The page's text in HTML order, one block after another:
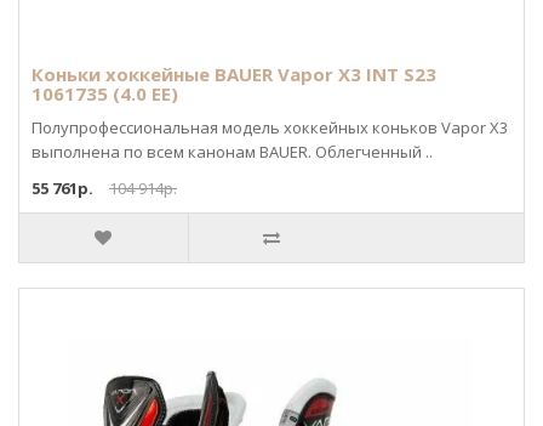
Коньки хоккейные BAUER Vapor X3 INT S23
1061735 (4.0 EE)
Полупрофессиональная модель хоккейных коньков Vapor X3
выполнена по всем канонам BAUER. Облегченный ..
55 761р.
104 914р.